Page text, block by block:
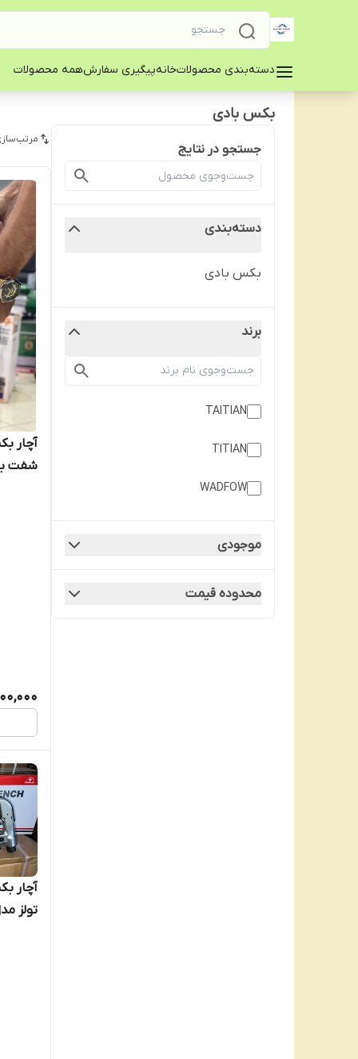
دسته‌بندی محصولاتخانهپیگیری سفارشهمه محصولات
بکس بادی
جستجو در نتایج
دسته‌بندی
بکس بادی
برند
TAITIAN
TITIAN
WADFOW
موجودی
محدوده قیمت
آچار
آچار
تولز مدل اگزوز 21